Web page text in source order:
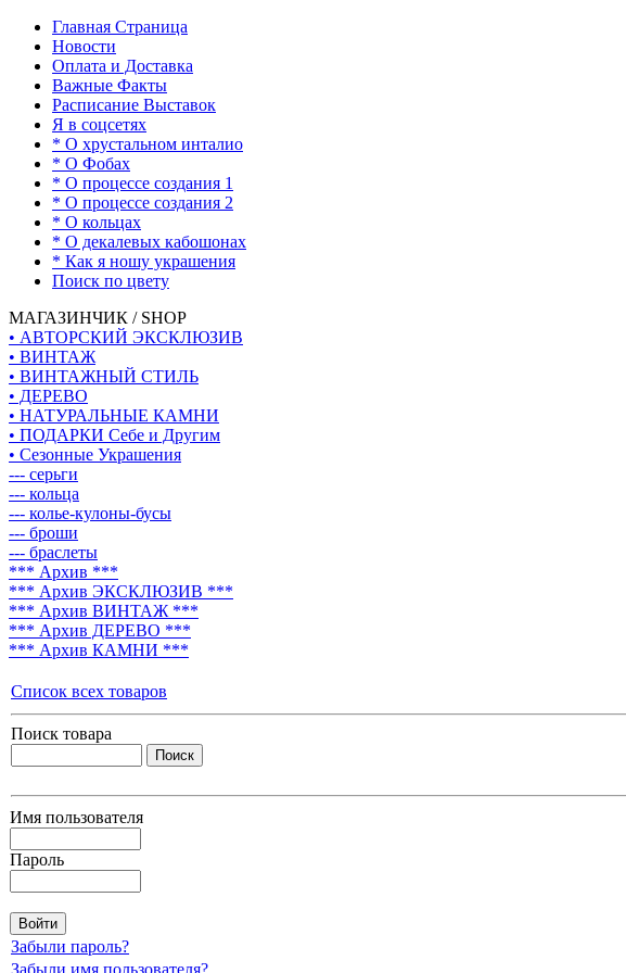
Главная Страница
Новости
Оплата и Доставка
Важные Факты
Расписание Выставок
Я в соцсетях
* О хрустальном инталио
* О Фобах
* О процессе создания 1
* О процессе создания 2
* О кольцах
* О декалевых кабошонах
* Как я ношу украшения
Поиск по цвету
МАГАЗИНЧИК / SHOP
• АВТОРСКИЙ ЭКСКЛЮЗИВ
• ВИНТАЖ
• ВИНТАЖНЫЙ СТИЛЬ
• ДЕРЕВО
• НАТУРАЛЬНЫЕ КАМНИ
• ПОДАРКИ Себе и Другим
• Сезонные Украшения
--- серьги
--- кольца
--- колье-кулоны-бусы
--- броши
--- браслеты
*** Архив ***
*** Архив ЭКСКЛЮЗИВ ***
*** Архив ВИНТАЖ ***
*** Архив ДЕРЕВО ***
*** Архив КАМНИ ***
Список всех товаров
Поиск товара
Имя пользователя
Пароль
Забыли пароль?
Забыли имя пользователя?